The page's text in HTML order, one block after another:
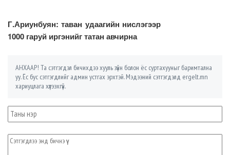
Г.Ариунбуян: таван удаагийн нислэгээр
1000 гаруй иргэнийг татан авчирна
АНХААР! Та сэтгэгдэл бичихдээ хууль зүйн болон ёс суртахууныг баримтална
уу. Ёс бус сэтгэгдлийг админ устгах эрхтэй. Мэдээний сэтгэгдэлд ergelt.mn
хариуцлага хүлээхгүй.